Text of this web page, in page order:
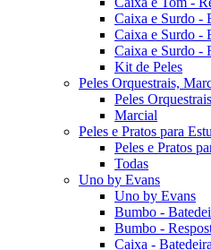
Caixa e Surdo -
Caixa e Surdo -
Caixa e Surdo -
Kit de Peles
Peles Orquestrais,
Peles
Marcial
Peles e Pratos para
Peles e Pratos
Todas
Uno by Evans
Uno by Evans
Bumbo -
Bumbo -
Caixa - Batedeira